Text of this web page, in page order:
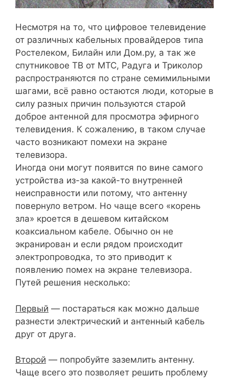
Несмотря на то, что цифровое телевидение
от различных кабельных провайдеров типа
Ростелеком, Билайн или Дом.ру, а так же
спутниковое ТВ от МТС, Радуга и Триколор
распространяются по стране семимильными
шагами, всё равно остаются люди, которые в
силу разных причин пользуются старой
доброе антенной для просмотра эфирного
телевидения. К сожалению, в таком случае
часто возникают помехи на экране
телевизора.
Иногда они могут появится по вине самого
устройства из-за какой-то внутренней
неисправности или потому, что антенну
повернуло ветром. Но чаще всего «корень
зла» кроется в дешевом китайском
коаксиальном кабеле. Обычно он не
экранирован и если рядом происходит
электропроводка, то это приводит к
появлению помех на экране телевизора.
Путей решения несколько:
Первый — постараться как можно дальше
разнести электрический и антенный кабель
друг от друга.
Второй — попробуйте заземлить антенну.
Чаще всего это позволяет решить проблему